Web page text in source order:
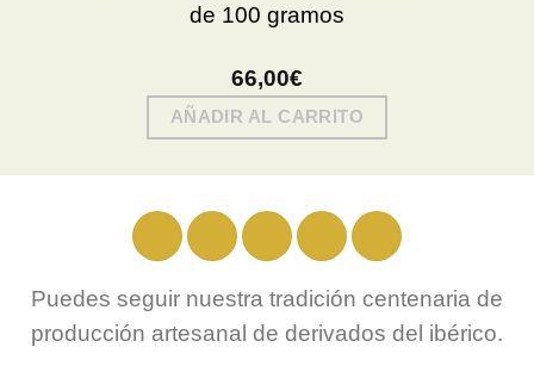
de 100 gramos
66,00€
AÑADIR AL CARRITO
Puedes seguir nuestra tradición centenaria de
producción artesanal de derivados del ibérico.